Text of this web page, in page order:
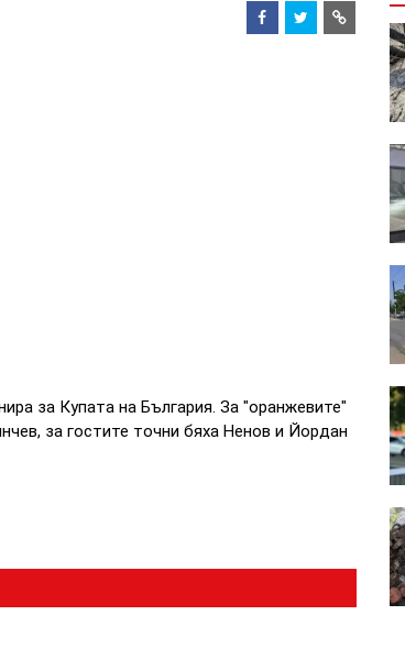
за Купата на България. За "оранжевите"
за гостите точни бяха Ненов и Йордан